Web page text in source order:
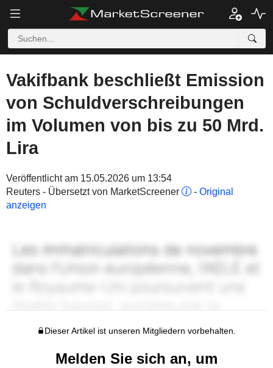
Vakifbank beschließt Emission
von Schuldverschreibungen
im Volumen von bis zu 50 Mrd.
Lira
Veröffentlicht am 15.05.2026 um 13:54
Reuters - Übersetzt von MarketScreener
- Original
anzeigen
Dieser Artikel ist unseren Mitgliedern vorbehalten.
Melden Sie sich an, um